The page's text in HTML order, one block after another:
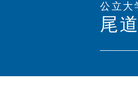
公立大
尾